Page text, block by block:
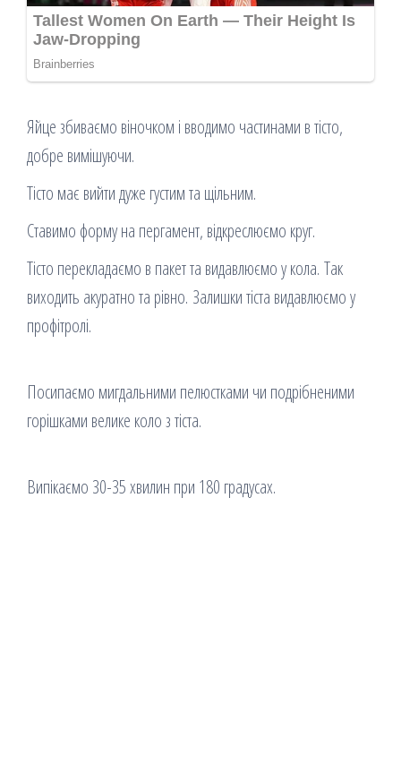
Яйце збиваємо віночком і вводимо частинами в тісто,
добре вимішуючи.
Тісто має вийти дуже густим та щільним.
Ставимо форму на пергамент, відкреслюємо круг.
Тісто перекладаємо в пакет та видавлюємо у кола. Так
виходить акуратно та рівно. Залишки тіста видавлюємо у
профітролі.
Посипаємо мигдальними пелюстками чи подрібненими
горішками велике коло з тіста.
Випікаємо 30-35 хвилин при 180 градусах.